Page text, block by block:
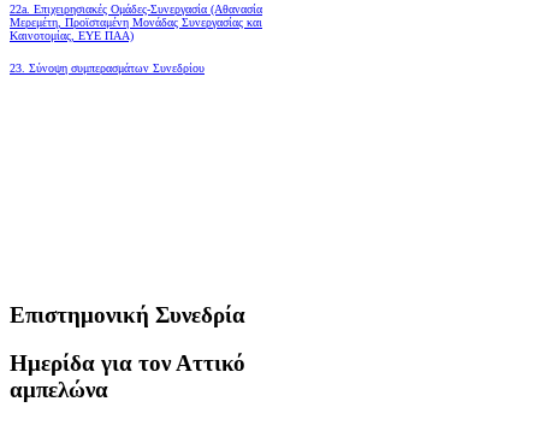
22a. Επιχειρησιακές Ομάδες-Συνεργασία (Αθανασία
Μερεμέτη, Προϊσταμένη Μονάδας Συνεργασίας και
Καινοτομίας, ΕΥΕ ΠΑΑ)
23. Σύνοψη συμπερασμάτων Συνεδρίου
Επιστημονική Συνεδρία
Ημερίδα για τον Αττικό
αμπελώνα